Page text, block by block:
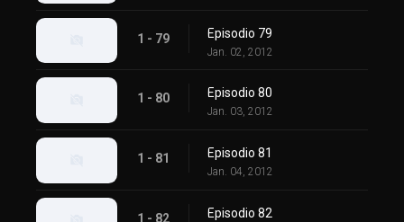
1 - 79 Episodio 79
Jan. 02, 2012
1 - 80 Episodio 80
Jan. 03, 2012
1 - 81 Episodio 81
Jan. 04, 2012
1 - 82 Episodio 82